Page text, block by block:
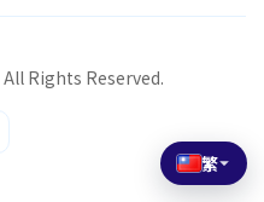
All Rights Reserved.
繁